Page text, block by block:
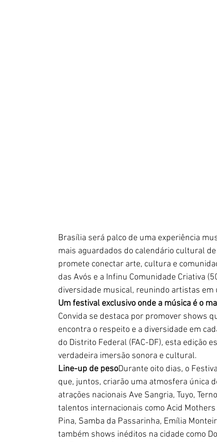
Brasília será palco de uma experiência
mais aguardados do calendário cultural
promete conectar arte, cultura e
das Avós e a Infinu Comunidade Criativa
diversidade musical, reunindo artistas
Um festival exclusivo onde a música é o
Convida se destaca por promover shows
encontra o respeito e a diversidade em
do Distrito Federal (FAC-DF), esta edição
verdadeira imersão sonora e cultural.
Line-up de pesoDurante oito dias, o
que, juntos, criarão uma atmosfera única
atrações nacionais Ave Sangria, Tuyo,
talentos internacionais como Acid Mothers
Pina, Samba da Passarinha, Emília
também shows inéditos na cidade como